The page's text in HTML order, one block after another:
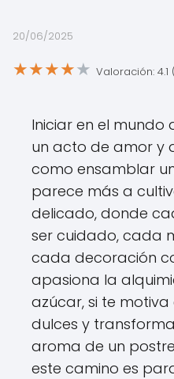
20/06/2025
★★★★★ Valoración: 4.1
Iniciar en el mundo
un acto de amor y
como ensamblar
parece más a
delicado, donde
ser cuidado, cada
cada decoración
apasiona la
azúcar, si te
dulces y
aroma de un
este camino es